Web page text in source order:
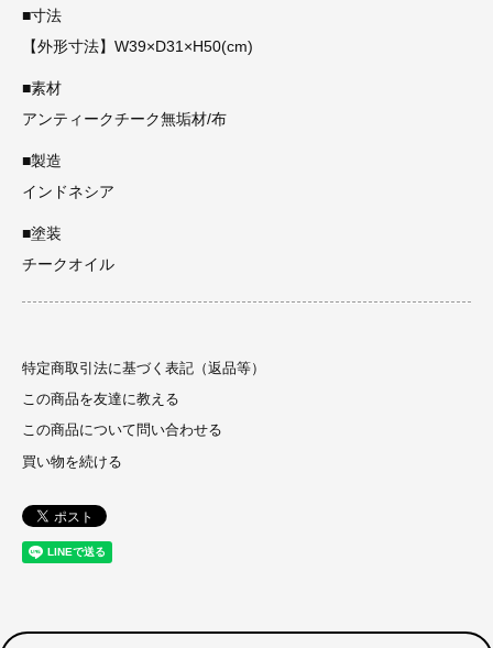
■寸法
【外形寸法】W39×D31×H50(cm)
■素材
アンティークチーク無垢材/布
■製造
インドネシア
■塗装
チークオイル
特定商取引法に基づく表記（返品等）
この商品を友達に教える
この商品について問い合わせる
買い物を続ける